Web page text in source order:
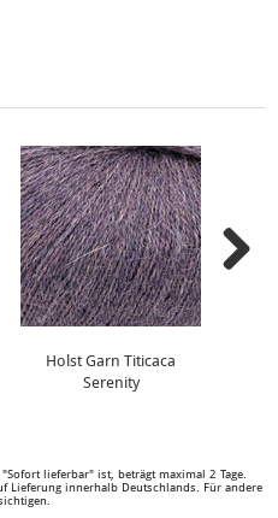
Holst Garn Titicaca
Serenity
lieferbar" ist, beträgt maximal 2 Tage.
Lieferung innerhalb Deutschlands. Für andere